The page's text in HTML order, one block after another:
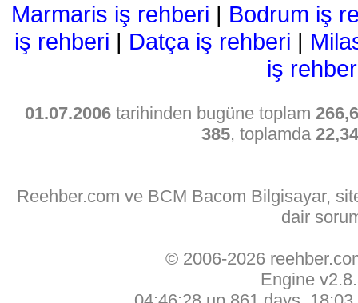
Marmaris iş rehberi | Bodrum iş
iş rehberi | Datça iş rehberi |
iş
01.07.2006tarihinden bugüne toplam
385, toplamda
Reehber.com ve BCM Bacom Bilgisayar,
dair
© 2006-2026
Engine